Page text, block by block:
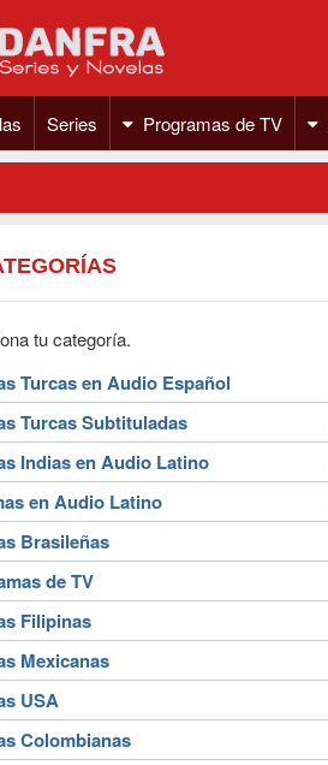
Series Programas de TV
tu categoría.
Turcas en Audio Español
Turcas Subtituladas
Indias en Audio Latino
en Audio Latino
Brasileñas
de TV
Filipinas
Mexicanas
USA
Colombianas